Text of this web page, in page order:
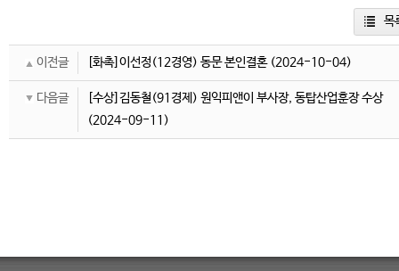
목
이전글 [화촉]이선정(12경영) 동문 본인결혼(2024-10-04)
다음글
[수상]김동철(91경제) 원익피앤이 부사장, 동탑산업훈장 수상
(2024-09-11)